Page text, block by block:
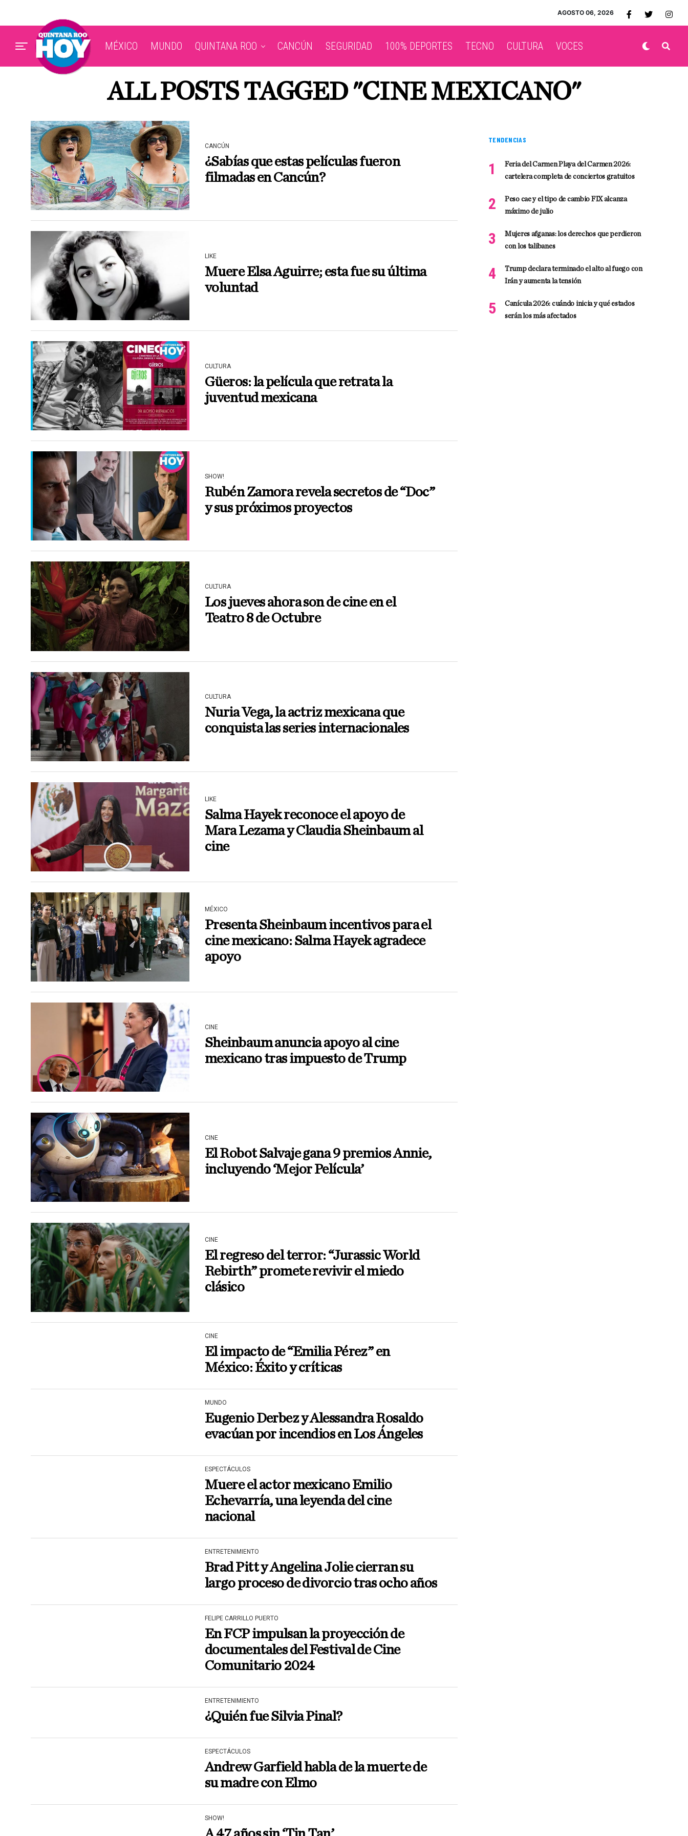
AGOSTO 06, 2026
MÉXICO MUNDO QUINTANA ROO CANCÚN SEGURIDAD 100% DEPORTES TECNO CULTURA VOCES
ALL POSTS TAGGED "CINE MEXICANO"
CANCÚN
¿Sabías que estas películas fueron
filmadas en Cancún?
LIKE
Muere Elsa Aguirre; esta fue su última
voluntad
CULTURA
Güeros: la película que retrata la
juventud mexicana
SHOW!
Rubén Zamora revela secretos de “Doc”
y sus próximos proyectos
CULTURA
Los jueves ahora son de cine en el
Teatro 8 de Octubre
CULTURA
Nuria Vega, la actriz mexicana que
conquista las series internacionales
LIKE
Salma Hayek reconoce el apoyo de
Mara Lezama y Claudia Sheinbaum al
cine
MÉXICO
Presenta Sheinbaum incentivos para el
cine mexicano: Salma Hayek agradece
apoyo
CINE
Sheinbaum anuncia apoyo al cine
mexicano tras impuesto de Trump
CINE
El Robot Salvaje gana 9 premios Annie,
incluyendo ‘Mejor Película’
CINE
El regreso del terror: “Jurassic World
Rebirth” promete revivir el miedo
clásico
CINE
El impacto de “Emilia Pérez” en
México: Éxito y críticas
MUNDO
Eugenio Derbez y Alessandra Rosaldo
evacúan por incendios en Los Ángeles
ESPECTÁCULOS
Muere el actor mexicano Emilio
Echevarría, una leyenda del cine
nacional
ENTRETENIMIENTO
Brad Pitt y Angelina Jolie cierran su
largo proceso de divorcio tras ocho años
FELIPE CARRILLO PUERTO
En FCP impulsan la proyección de
documentales del Festival de Cine
Comunitario 2024
ENTRETENIMIENTO
¿Quién fue Silvia Pinal?
ESPECTÁCULOS
Andrew Garfield habla de la muerte de
su madre con Elmo
SHOW!
TENDENCIAS
Feria del Carmen Playa del Carmen 2026:
cartelera completa de conciertos gratuitos
Peso cae y el tipo de cambio FIX alcanza
máximo de julio
Mujeres afganas: los derechos que perdieron
con los talibanes
Trump declara terminado el alto al fuego con
Irán y aumenta la tensión
Canícula 2026: cuándo inicia y qué estados
serán los más afectados